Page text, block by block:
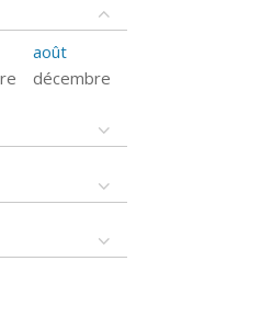
août
décembre